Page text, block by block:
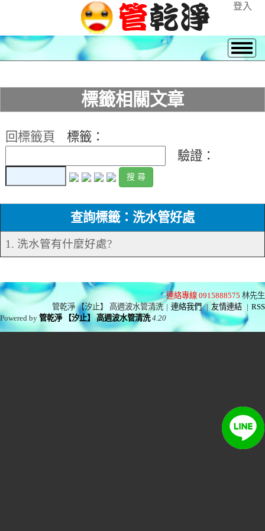
登入
標籤相關文章
回標籤頁
標籤：
驗證：
查詢標籤：洗水管好處
1. 洗水管有什麼好處?
連絡專線 0915888575 林先生
管乾淨 【汐止】 高週波水管清洗 | 連絡我們 | 友情連結 | RSS
Powered by管乾淨 【汐止】 高週波水管清洗 4.20